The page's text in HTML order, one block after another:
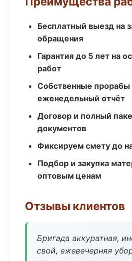
Бесплатный выезд на
обращения
Гарантия до 5 лет на
работ
Собственные прорабы
еженедельный отчёт
Договор и полный
документов
Фиксируем смету до
Подбор и закупка
оптовым ценам
Отзывы клиентов
Бригада аккуратная,
свой, ежевечерняя